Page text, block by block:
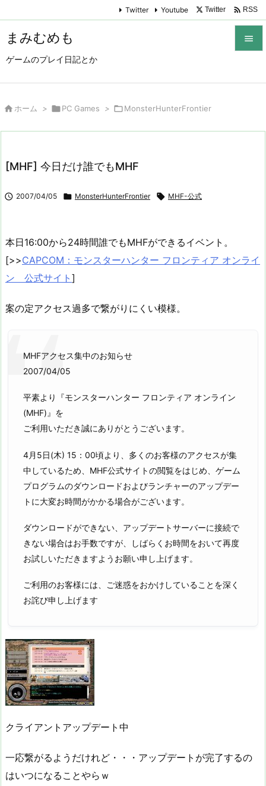
まみむめも
ゲームのプレイ日記とか

Twitter Youtube Twitter  RSS
 ホーム > PC Games > MonsterHunterFrontier
[MHF] 今日だけ誰でもMHF
 2007/04/05  MonsterHunterFrontier  MHF-公式
本日16:00から24時間誰でもMHFができるイベント。
[>>CAPCOM：モンスターハンター フロンティア オンライ
ン 公式サイト ]
案の定アクセス過多で繋がりにくい模様。
MHFアクセス集中のお知らせ
2007/04/05
平素より『モンスターハンター フロンティア オンライン
(MHF)』を
ご利用いただき誠にありがとうございます。
4月5日(木) 15：00頃より、多くのお客様のアクセスが集
中しているため、MHF公式サイトの閲覧をはじめ、ゲーム
プログラムのダウンロードおよびランチャーのアップデー
トに大変お時間がかかる場合がございます。
ダウンロードができない、アップデートサーバーに接続で
きない場合はお手数ですが、しばらくお時間をおいて再度
お試しいただきますようお願い申し上げます。
ご利用のお客様には、ご迷惑をおかけしていることを深く
お詫び申し上げます
クライアントアップデート中
一応繋がるようだけれど・・・アップデートが完了するの
はいつになることやらｗ